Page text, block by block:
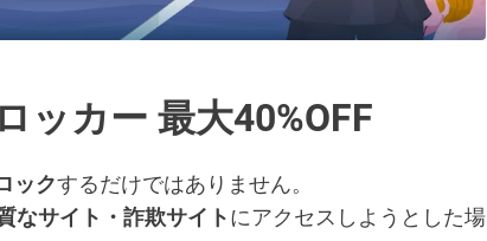
ッカー 最大40%OFF
ックするだけではありません。
なサイト・詐欺サイトにアクセスしようとした場